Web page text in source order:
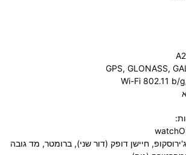
חיישן דופק (דור שני), ברומטר, מד גובה